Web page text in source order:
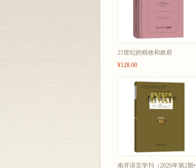
21世纪的税收和政府
¥128.00
南开语言学刊（2026年第2期•